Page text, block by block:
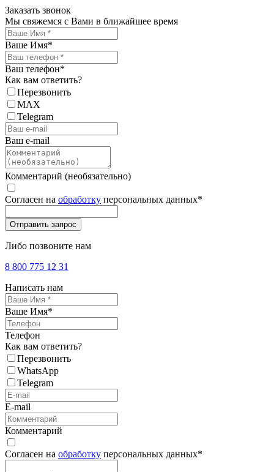
Заказать звонок
Мы свяжемся с Вами в ближайшее время
Ваше Имя*
Ваш телефон*
Как вам ответить?
Перезвонить
MAX
Telegram
Ваш e-mail
Комментарий (необязательно)
Согласен на обработку персональных данных*
Либо позвоните нам
8 800 775 12 31
Написать нам
Ваше Имя*
Телефон
Как вам ответить?
Перезвонить
WhatsApp
Telegram
E-mail
Комментарий
Согласен на обработку персональных данных*